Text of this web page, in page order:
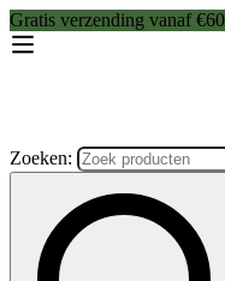
Gratis verzending vanaf
Zoeken: